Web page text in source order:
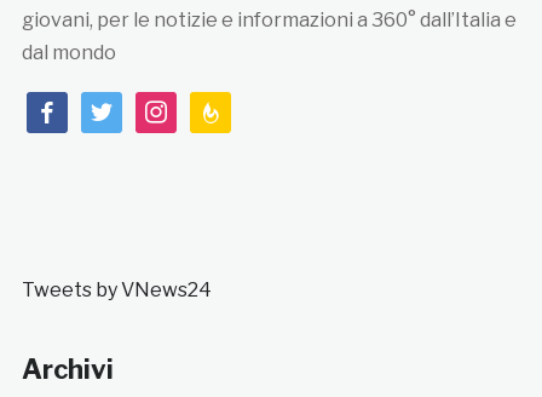
giovani, per le notizie e informazioni a 360° dall’Italia e
dal mondo
facebooktwitterinstagramfeedburner
Tweets by VNews24
Archivi